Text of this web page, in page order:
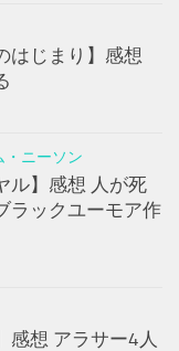
はじまり】感想
・ニーソン
ル】感想 人が死
ラックユーモア作
感想 アラサー4人